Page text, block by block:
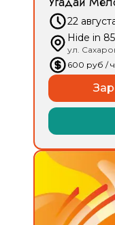
22
Hide in 85
ул.
600 руб /